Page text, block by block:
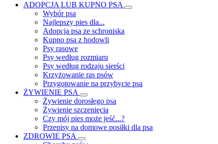
ADOPCJA LUB KUPNO PSA
Wybór psa
Najlepszy pies dla...
Adopcja psa ze schroniska
Kupno psa z hodowli
Psy rasowe
Psy według rozmiaru
Psy według rodzaju sierści
Krzyżowanie ras psów
Przygotowanie na przybycie psa
ŻYWIENIE PSA
Żywienie dorosłego psa
Żywienie szczenięcia
Czy mój pies może jeść...?
Przepisy na domowe posiłki dla psa
ZDROWIE PSA